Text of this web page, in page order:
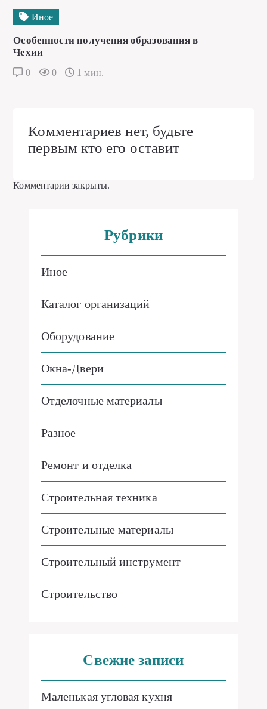
Иное
Особенности получения образования в
Чехии
0 0 1 мин.
Комментариев нет, будьте
первым кто его оставит
Комментарии закрыты.
Рубрики
Иное
Каталог организаций
Оборудование
Окна-Двери
Отделочные материалы
Разное
Ремонт и отделка
Строительная техника
Строительные материалы
Строительный инструмент
Строительство
Свежие записи
Маленькая угловая кухня